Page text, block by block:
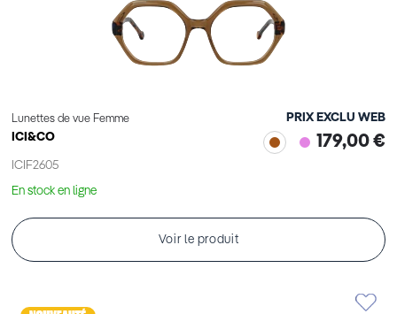
Lunettes de vue Femme
ICI&CO
ICIF2605
PRIX EXCLU WEB
179,00 €
En stock en ligne
Voir le produit